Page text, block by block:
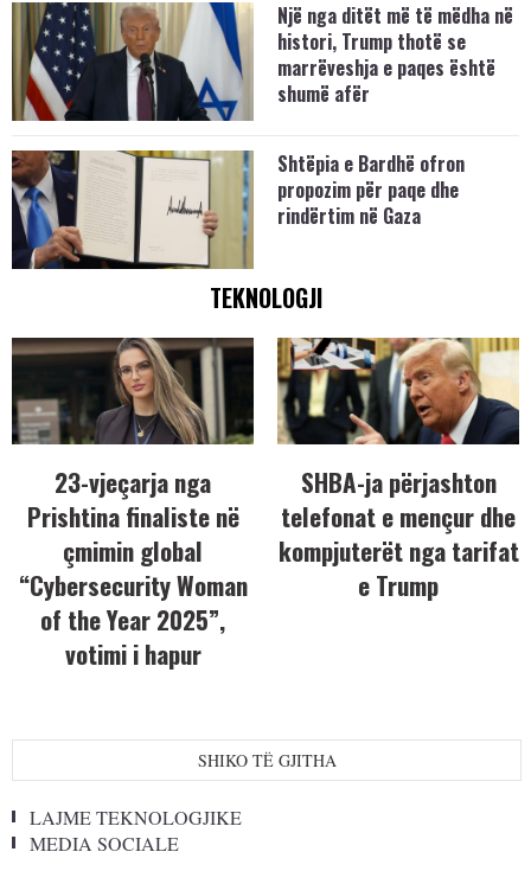
Një nga ditët më të mëdha në
histori, Trump thotë se
marrëveshja e paqes është
shumë afër
Shtëpia e Bardhë ofron
propozim për paqe dhe
rindërtim në Gaza
TEKNOLOGJI
23-vjeçarja nga
Prishtina finaliste në
çmimin global
“Cybersecurity Woman
of the Year 2025”,
votimi i hapur
SHBA-ja përjashton
telefonat e mençur dhe
kompjuterët nga tarifat
e Trump
SHIKO TË GJITHA
LAJME TEKNOLOGJIKE
MEDIA SOCIALE